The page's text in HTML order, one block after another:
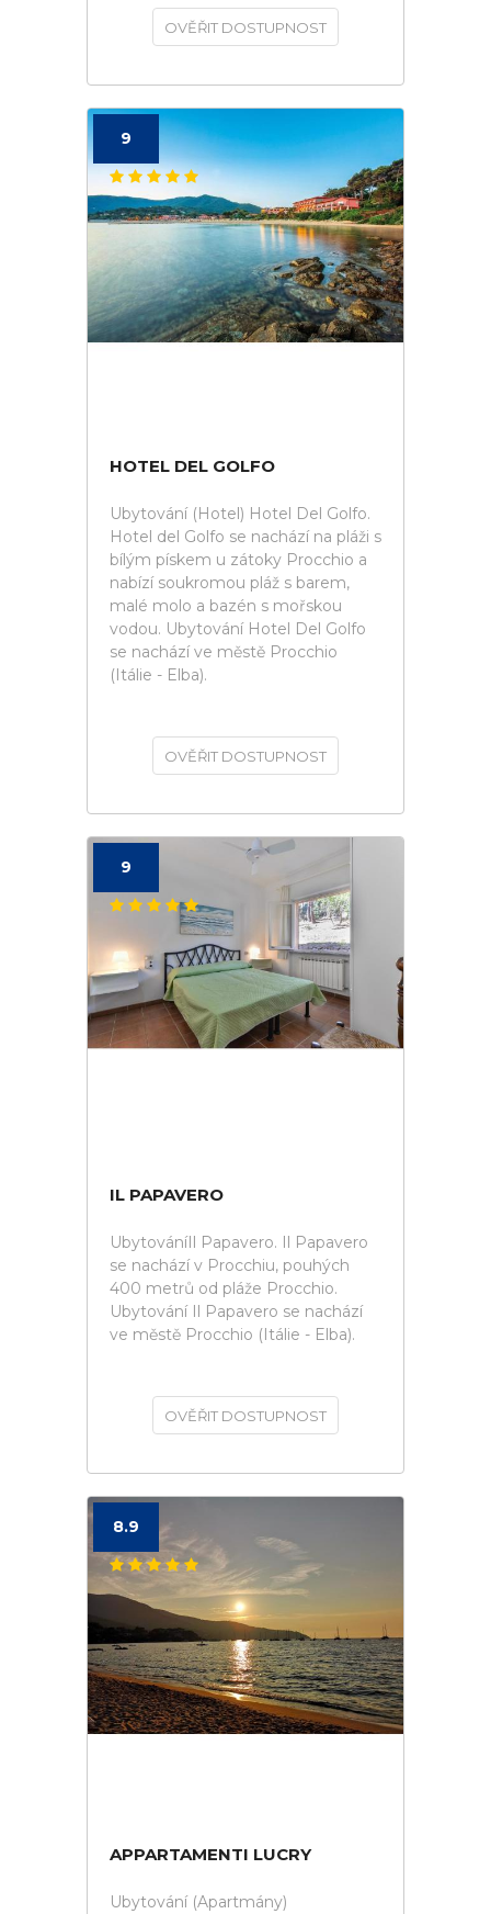
OVĚŘIT DOSTUPNOST
9
HOTEL DEL GOLFO
Ubytování (Hotel) Hotel Del Golfo.
Hotel del Golfo se nachází na pláži s
bílým pískem u zátoky Procchio a
nabízí soukromou pláž s barem,
malé molo a bazén s mořskou
vodou. Ubytování Hotel Del Golfo
se nachází ve městě Procchio
(Itálie - Elba).
OVĚŘIT DOSTUPNOST
9
IL PAPAVERO
UbytováníIl Papavero. Il Papavero
se nachází v Procchiu, pouhých
400 metrů od pláže Procchio.
Ubytování Il Papavero se nachází
ve městě Procchio (Itálie - Elba).
OVĚŘIT DOSTUPNOST
8.9
APPARTAMENTI LUCRY
Ubytování (Apartmány)